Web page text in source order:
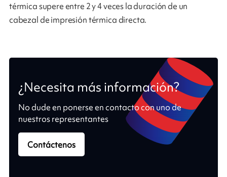
térmica supere entre 2 y 4 veces la duración de un
cabezal de impresión térmica directa.
¿Necesita más información?
No dude en ponerse en contacto con uno de
nuestros representantes
Contáctenos